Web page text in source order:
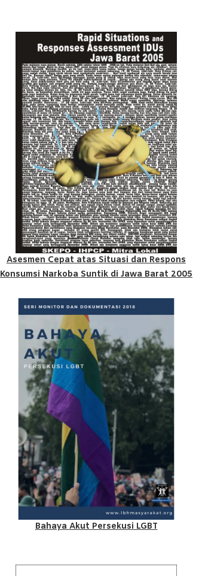
Asesmen Cepat atas Situasi dan Respons
Konsumsi Narkoba Suntik di Jawa Barat 2005
Bahaya Akut Persekusi LGBT